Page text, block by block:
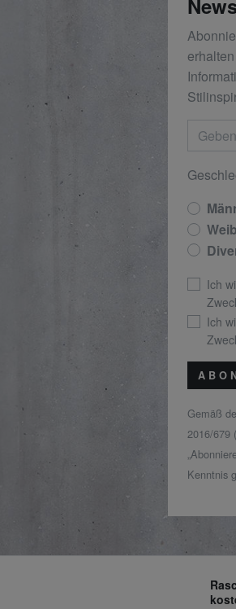
Ich
Ich
Gemäß
2016/679
Kenntnis